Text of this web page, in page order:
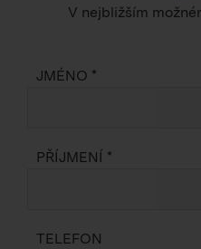
V nejbližším
JMÉNO *
PŘÍJMENÍ *
TELEFON